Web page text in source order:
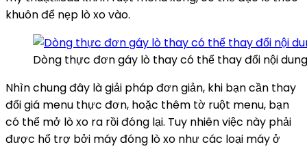
khuôn để nẹp lò xo vào.
Dòng thực đơn gáy lò thay có thể thay đổi nội dung
Nhìn chung đây là giải pháp đơn giản, khi bạn cần thay
đổi giá menu thực đơn, hoặc thêm tờ ruột menu, bạn
có thể mở lò xo ra rồi đóng lại. Tuy nhiên việc này phải
được hổ trợ bởi máy đóng lò xo như các loại máy ở